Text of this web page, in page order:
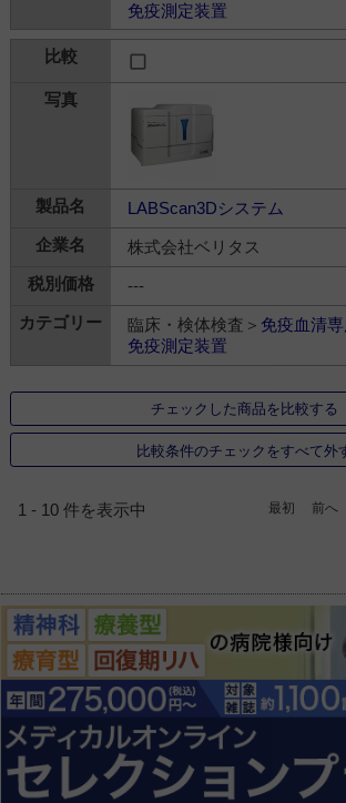
免疫測定装置
LABScan3Dシステム
株式会社ベリタス
---
臨床・検体検査＞ 免疫血清
免疫測定装置
チェックした商品を比較する
比較条件のチェックをすべて外
1 - 10 件を表示中 最初 前へ